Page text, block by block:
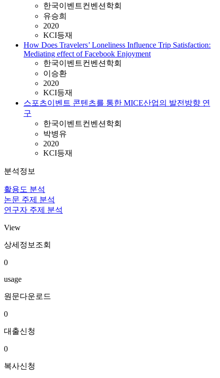
한국이벤트컨벤션학회
유승희
2020
KCI등재
How Does Travelers’ Loneliness Influence Trip Satisfaction:
Mediating effect of Facebook Enjoyment
한국이벤트컨벤션학회
이승환
2020
KCI등재
스포츠이벤트 콘텐츠를 통한 MICE산업의 발전방향 연
구
한국이벤트컨벤션학회
박병유
2020
KCI등재
분석정보
활용도 분석
논문 주제 분석
연구자 주제 분석
View
상세정보조회
0
usage
원문다운로드
0
대출신청
0
복사신청